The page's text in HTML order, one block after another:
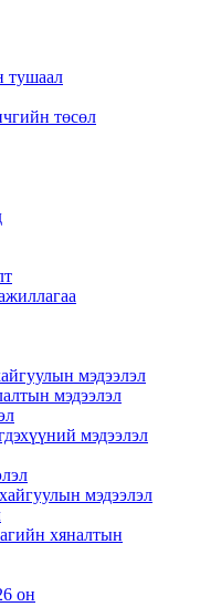
тушаал
төсөл
мэдээлэл
мэдээлэл
мэдээлэл
мэдээлэл
хяналтын
он